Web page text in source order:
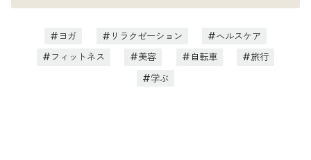
ヨガ リラクゼーション
ヘルスケア
フィットネス
美容 自転車
旅行
学ぶ